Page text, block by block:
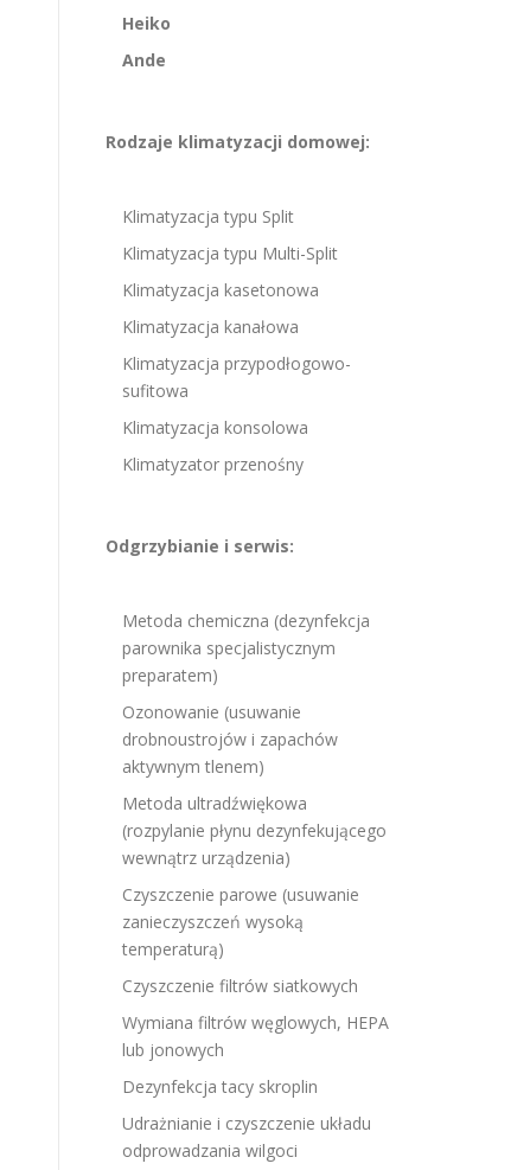
Heiko
Ande
Rodzaje klimatyzacji domowej:
Klimatyzacja typu Split
Klimatyzacja typu Multi-Split
Klimatyzacja kasetonowa
Klimatyzacja kanałowa
Klimatyzacja przypodłogowo-
sufitowa
Klimatyzacja konsolowa
Klimatyzator przenośny
Odgrzybianie i serwis:
Metoda chemiczna (dezynfekcja
parownika specjalistycznym
preparatem)
Ozonowanie (usuwanie
drobnoustrojów i zapachów
aktywnym tlenem)
Metoda ultradźwiękowa
(rozpylanie płynu dezynfekującego
wewnątrz urządzenia)
Czyszczenie parowe (usuwanie
zanieczyszczeń wysoką
temperaturą)
Czyszczenie filtrów siatkowych
Wymiana filtrów węglowych, HEPA
lub jonowych
Dezynfekcja tacy skroplin
Udrażnianie i czyszczenie układu
odprowadzania wilgoci